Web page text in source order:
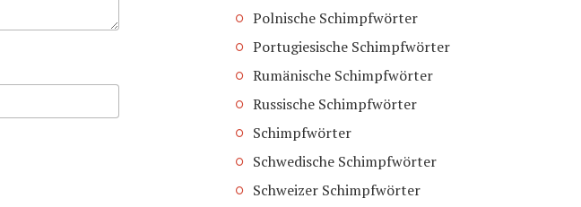
Polnische Schimpfwörter
Portugiesische Schimpfwörter
Rumänische Schimpfwörter
Russische Schimpfwörter
Schimpfwörter
Schwedische Schimpfwörter
Schweizer Schimpfwörter